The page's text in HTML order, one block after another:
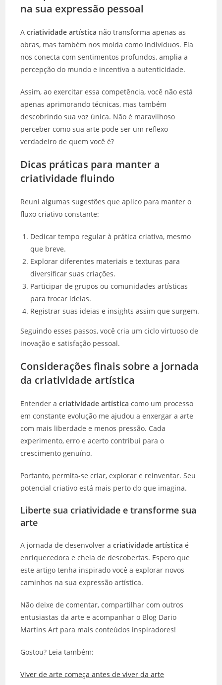
na sua expressão pessoal
Acriatividade artística não transforma apenas as
obras, mas também nos molda como indivíduos. Ela
nos conecta com sentimentos profundos, amplia a
percepção do mundo e incentiva a autenticidade.
Assim, ao exercitar essa competência, você não está
apenas aprimorando técnicas, mas também
descobrindo sua voz única. Não é maravilhoso
perceber como sua arte pode ser um reflexo
verdadeiro de quem você é?
Dicas práticas para manter a
criatividade fluindo
Reuni algumas sugestões que aplico para manter o
fluxo criativo constante:
Dedicar tempo regular à prática criativa, mesmo
que breve.
Explorar diferentes materiais e texturas para
diversificar suas criações.
Participar de grupos ou comunidades artísticas
para trocar ideias.
Registrar suas ideias e insights assim que surgem.
Seguindo esses passos, você cria um ciclo virtuoso de
inovação e satisfação pessoal.
Considerações finais sobre a jornada
da criatividade artística
Entender acriatividade artística como um processo
em constante evolução me ajudou a enxergar a arte
com mais liberdade e menos pressão. Cada
experimento, erro e acerto contribui para o
crescimento genuíno.
Portanto, permita-se criar, explorar e reinventar. Seu
potencial criativo está mais perto do que imagina.
Liberte sua criatividade e transforme sua
arte
A jornada de desenvolver acriatividade artística é
enriquecedora e cheia de descobertas. Espero que
este artigo tenha inspirado você a explorar novos
caminhos na sua expressão artística.
Não deixe de comentar, compartilhar com outros
entusiastas da arte e acompanhar o Blog Dario
Martins Art para mais conteúdos inspiradores!
Gostou? Leia também:
Viver de arte começa antes de viver da arte